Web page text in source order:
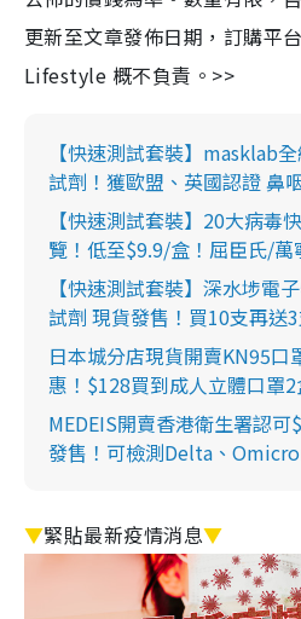
更新至文章發佈日期，訂購平
Lifestyle 概不負責。>>
【快速測試套裝】masklab
試劑！獲歐盟、英國認證 鼻
【快速測試套裝】20大病毒
覽！低至$9.9/盒！屈臣氏/
【快速測試套裝】深水埗電
試劑 現貨發售！買10支再送
日本城分店現貨開賣KN95口
惠！$128買到成人立體口罩
MEDEIS開賣香港衛生署認
發售！可檢測Delta、
▼緊貼最新疫情消息▼